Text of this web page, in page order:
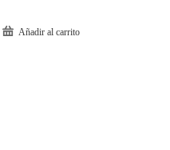
Añadir al carrito